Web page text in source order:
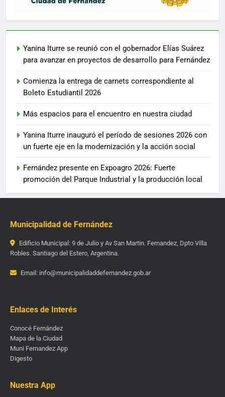
Yanina Iturre se reunió con el gobernador Elías Suárez
para avanzar en proyectos de desarrollo para Fernández
Comienza la entrega de carnets correspondiente al
Boleto Estudiantil 2026
Más espacios para el encuentro en nuestra ciudad
Yanina Iturre inauguró el período de sesiones 2026 con
un fuerte eje en la modernización y la acción social
Fernández presente en Expoagro 2026: Fuerte
promoción del Parque Industrial y la producción local
Municipalidad de Fernández
Edificio Municipal: 9 de Julio y Av San Martin. Fernandez, Dpto Villa
Robles. Santiago del Estero, Argentina.
Email: info@municipalidaddefernandez.gob.ar
Enlaces de Interés
Conocé Fernández
Mapa de la Ciudad
Muni Fernandez App
Digesto
Nuestra App